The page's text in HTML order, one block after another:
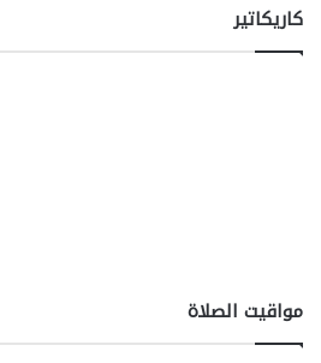
كاريكاتير
مواقيت الصلاة